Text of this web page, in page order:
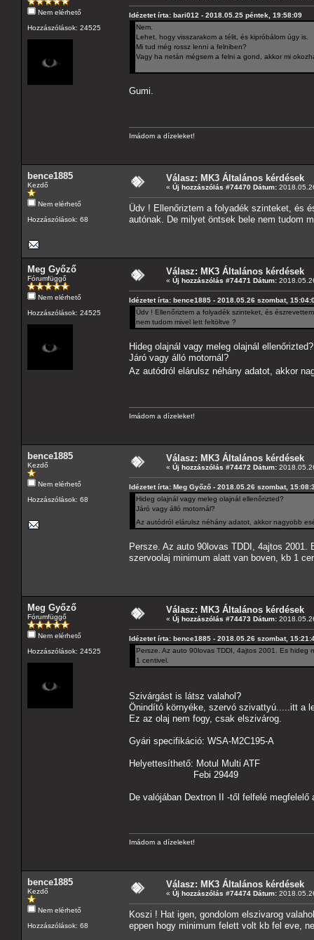
Nem elérhető
Hozzászólások: 24525
Idézetet írta: bari012 - 2018.05.25 péntek, 19:58:09
Nem.
Lehet, hogy visszarakom a télit, és kipróbálom úgy is.
Mi tud még rossz lenni a felniben?
Vagy ha netán mégsem a felni a gond, akkor mi
Gumi.
Imádom a dízeleket!
bence1885
Kezdő
Nem elérhető
Hozzászólások: 68
Válasz: MK3 Általános kérdések
« Új hozzászólás #74470 Dátum:
Üdv ! Ellenőriztem a folyadék szinteket, és
autónak. De milyet öntsek bele nem tudom
Meg Győző
Fórumfüggő
Nem elérhető
Hozzászólások: 24525
Válasz: MK3 Általános kérdések
« Új hozzászólás #74471 Dátum:
Idézetet írta: bence1885 - 2018.05.26 szombat,
Üdv ! Ellenőriztem a folyadék szinteket, és
nem tudom mivel lett feltöltve ?
Hideg olajnál vagy meleg olajnál ellenőrizted?
Járó vagy álló motornál?
Az autódról elárulsz néhány adatot, akkor
Imádom a dízeleket!
bence1885
Kezdő
Nem elérhető
Hozzászólások: 68
Válasz: MK3 Általános kérdések
« Új hozzászólás #74472 Dátum:
Idézetet írta: Meg Győző - 2018.05.26 szombat,
Hideg olajnál vagy meleg olajnál ellenőrizted?
Járó vagy álló motornál?
Az autódról elárulsz néhány adatot, akkor nagyobb
Persze. Az auto 90lovas TDDI, 4ajtos
szervoolaj minimum alatt van boven, kb 1
Meg Győző
Fórumfüggő
Nem elérhető
Hozzászólások: 24525
Válasz: MK3 Általános kérdések
« Új hozzászólás #74473 Dátum:
Idézetet írta: bence1885 - 2018.05.26 szombat,
Persze. Az auto 90lovas TDDI, 4ajtos 2001. Es hideg
1 centivel.
Szivárgást is látsz valahol?
Önindító környéke, szervó szivattyú.....itt a
Ez az olaj nem fogy, csak elszivárog.
Gyári specifikáció: WSA-M2C195-A
Helyettesíthető: Motul Multi ATF
Febi 29449
De valójában Dextron II -től felfelé
Imádom a dízeleket!
bence1885
Kezdő
Nem elérhető
Hozzászólások: 68
Válasz: MK3 Általános kérdések
« Új hozzászólás #74474 Dátum:
Koszi ! Hat igen, gondolom elszivarog
eppen hogy minimum felett volt kb fel eve,